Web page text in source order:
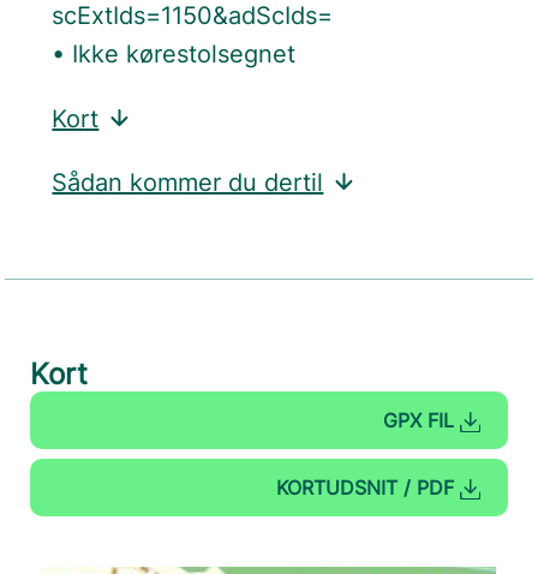
scExtIds=1150&adScIds=
• Ikke kørestolsegnet
Kort
Sådan kommer du dertil
Kort
GPX FIL
KORTUDSNIT / PDF